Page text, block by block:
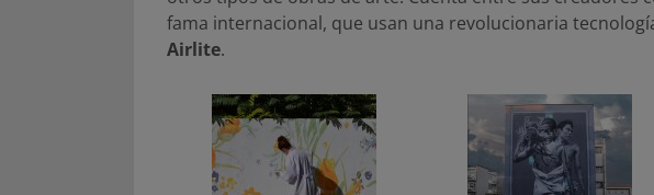
fama internacional, que usan una revolucionaria
Airlite.